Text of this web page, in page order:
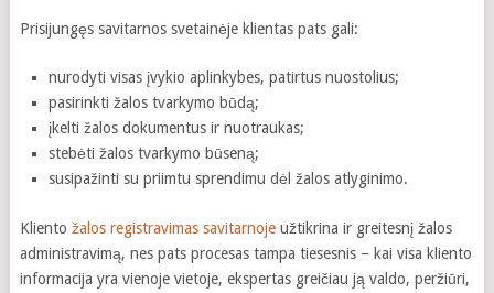
Prisijungęs savitarnos svetainėje klientas pats gali:
nurodyti visas įvykio aplinkybes, patirtus nuostolius;
pasirinkti žalos tvarkymo būdą;
įkelti žalos dokumentus ir nuotraukas;
stebėti žalos tvarkymo būseną;
susipažinti su priimtu sprendimu dėl žalos atlyginimo.
Kliento žalos registravimas savitarnojeužtikrina ir greitesnį žalos
administravimą, nes pats procesas tampa tiesesnis – kai visa kliento
informacija yra vienoje vietoje, ekspertas greičiau ją valdo, peržiūri,